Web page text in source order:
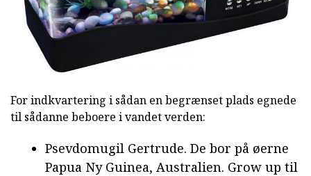
For indkvartering i sådan en begrænset plads egnede
til sådanne beboere i vandet verden:
Psevdomugil Gertrude. De bor på øerne
Papua Ny Guinea, Australien. Grow up til